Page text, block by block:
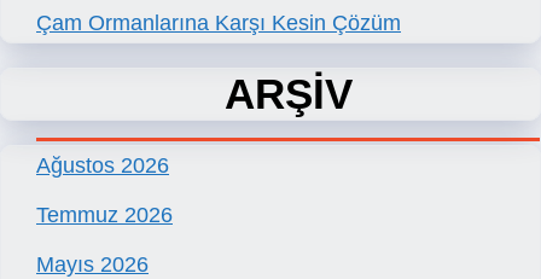
Çam Ormanlarına Karşı Kesin Çözüm
ARŞİV
Ağustos 2026
Temmuz 2026
Mayıs 2026